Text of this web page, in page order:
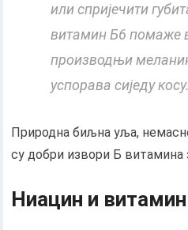
или спријечити
витамин Б6 помаже
производњи
успорава сиједу косу.
Природна биљна уља,
су добри извори Б витамина
Ниацин и